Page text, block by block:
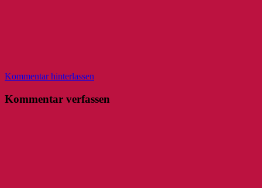
Kommentar hinterlassen
Kommentar verfassen